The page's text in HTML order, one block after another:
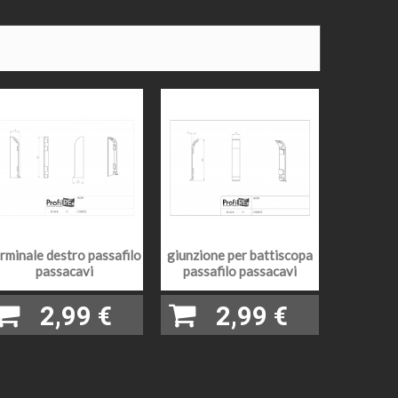
passaggio cavi. CONTRO: Nessuno riscontrato
la metratura desiderata)
destro passafilo
passacavi
2,99 €
giunzione per battiscopa
passafilo passacavi
2,99 €